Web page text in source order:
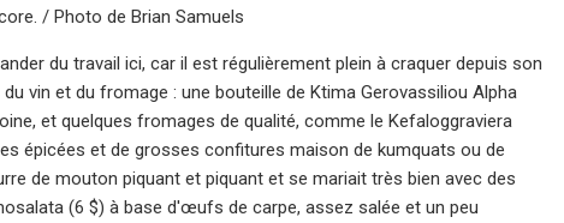
/ Photo de Brian Samuels
du travail ici, car il est régulièrement plein à craquer depuis son
vin et du fromage : une bouteille de Ktima Gerovassiliou Alpha
et quelques fromages de qualité, comme le Kefaloggraviera
épicées et de grosses confitures maison de kumquats ou de
de mouton piquant et piquant et se mariait très bien avec des
(6 $) à base d'œufs de carpe, assez salée et un peu